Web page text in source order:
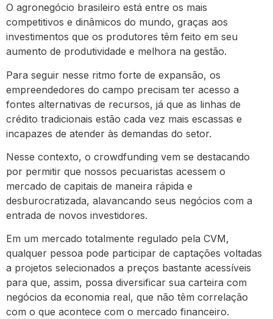
O agronegócio brasileiro está entre os mais
competitivos e dinâmicos do mundo, graças aos
investimentos que os produtores têm feito em seu
aumento de produtividade e melhora na gestão.
Para seguir nesse ritmo forte de expansão, os
empreendedores do campo precisam ter acesso a
fontes alternativas de recursos, já que as linhas de
crédito tradicionais estão cada vez mais escassas e
incapazes de atender às demandas do setor.
Nesse contexto, o crowdfunding vem se destacando
por permitir que nossos pecuaristas acessem o
mercado de capitais de maneira rápida e
desburocratizada, alavancando seus negócios com a
entrada de novos investidores.
Em um mercado totalmente regulado pela CVM,
qualquer pessoa pode participar de captações voltadas
a projetos selecionados a preços bastante acessíveis
para que, assim, possa diversificar sua carteira com
negócios da economia real, que não têm correlação
com o que acontece com o mercado financeiro.